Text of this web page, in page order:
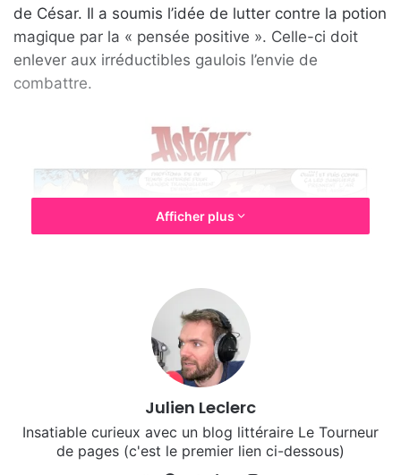
de César. Il a soumis l’idée de lutter contre la potion
magique par la « pensée positive ». Celle-ci doit
enlever aux irréductibles gaulois l’envie de
combattre.
Afficher plus
Julien Leclerc
Insatiable curieux avec un blog littéraire Le Tourneur
de pages (c'est le premier lien ci-dessous)